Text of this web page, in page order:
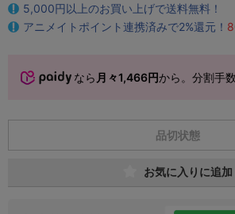
5,000円以上のお買い上げで送料無料！
アニメイトポイント連携済みで2%還元！
なら 月々1,466円から。分割手
品切状態
お気に入りに追加